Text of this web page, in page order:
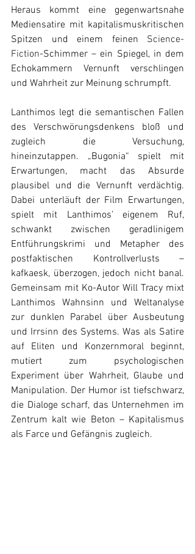
Heraus kommt eine gegenwartsnahe
Mediensatire mit kapitalismuskritischen
Spitzen und einem feinen Science-
Fiction-Schimmer – ein Spiegel, in dem
Echokammern Vernunft verschlingen
und Wahrheit zur Meinung schrumpft.
Lanthimos legt die semantischen Fallen
des Verschwörungsdenkens bloß und
zugleich die Versuchung,
hineinzutappen. „Bugonia“ spielt mit
Erwartungen, macht das Absurde
plausibel und die Vernunft verdächtig.
Dabei unterläuft der Film Erwartungen,
spielt mit Lanthimos’ eigenem Ruf,
schwankt zwischen geradlinigem
Entführungskrimi und Metapher des
postfaktischen Kontrollverlusts –
kafkaesk, überzogen, jedoch nicht banal.
Gemeinsam mit Ko-Autor Will Tracy mixt
Lanthimos Wahnsinn und Weltanalyse
zur dunklen Parabel über Ausbeutung
und Irrsinn des Systems. Was als Satire
auf Eliten und Konzernmoral beginnt,
mutiert zum psychologischen
Experiment über Wahrheit, Glaube und
Manipulation. Der Humor ist tiefschwarz,
die Dialoge scharf, das Unternehmen im
Zentrum kalt wie Beton – Kapitalismus
als Farce und Gefängnis zugleich.